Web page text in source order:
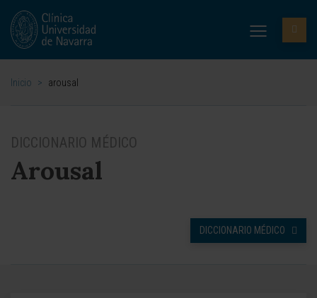
Inicio > arousal
DICCIONARIO MÉDICO
Arousal
DICCIONARIO MÉDICO